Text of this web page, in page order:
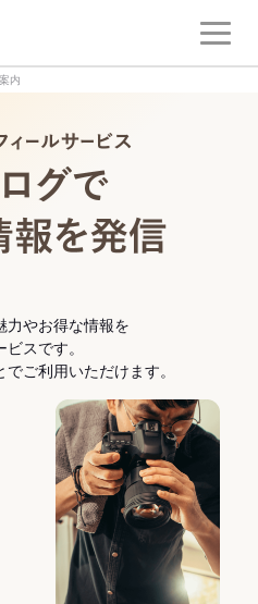
内
力やお得な情報を
スです。
ご利用いただけます。